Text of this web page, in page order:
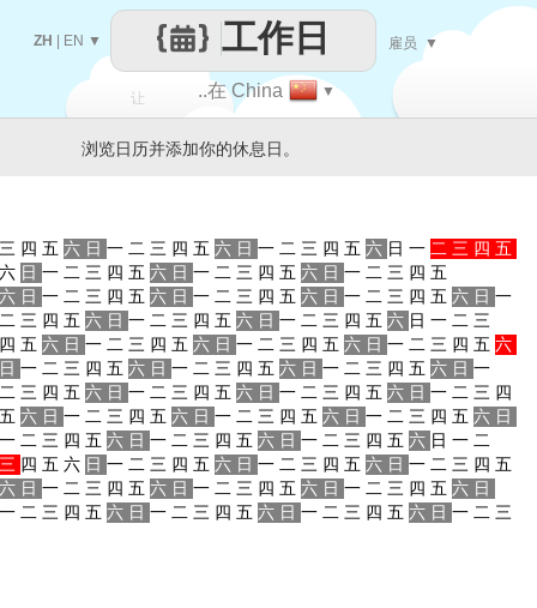
让 ..在 China ▼
工作日
ZH EN ▼ 雇员 ▼
浏览日历并添加你的休息日。
三 四 五 六 日 一 二 三 四 五 六 日 一 二 三 四 五 六 日 一 二 三 四 五
六 日 一 二 三 四 五 六 日 一 二 三 四 五 六 日 一 二 三 四 五
六 日 一 二 三 四 五 六 日 一 二 三 四 五 六 日 一 二 三 四 五 六 日 一
二 三 四 五 六 日 一 二 三 四 五 六 日 一 二 三 四 五 六 日 一 二 三
四 五 六 日 一 二 三 四 五 六 日 一 二 三 四 五 六 日 一 二 三 四 五 六
日 一 二 三 四 五 六 日 一 二 三 四 五 六 日 一 二 三 四 五 六 日 一
二 三 四 五 六 日 一 二 三 四 五 六 日 一 二 三 四 五 六 日 一 二 三 四
五 六 日 一 二 三 四 五 六 日 一 二 三 四 五 六 日 一 二 三 四 五 六 日
一 二 三 四 五 六 日 一 二 三 四 五 六 日 一 二 三 四 五 六 日 一 二
三 四 五 六 日 一 二 三 四 五 六 日 一 二 三 四 五 六 日 一 二 三 四 五
六 日 一 二 三 四 五 六 日 一 二 三 四 五 六 日 一 二 三 四 五 六 日
一 二 三 四 五 六 日 一 二 三 四 五 六 日 一 二 三 四 五 六 日 一 二 三